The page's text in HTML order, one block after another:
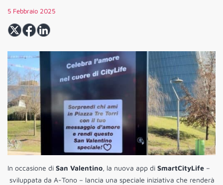
5 Febbraio 2025
In occasione di San Valentino, la nuova app di SmartCityLife –
sviluppata da A-Tono – lancia una speciale iniziativa che renderà